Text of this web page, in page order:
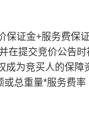
保证金+服务费保
在提交竞价公告
成为竞买人的保障
或总重量*服务费率